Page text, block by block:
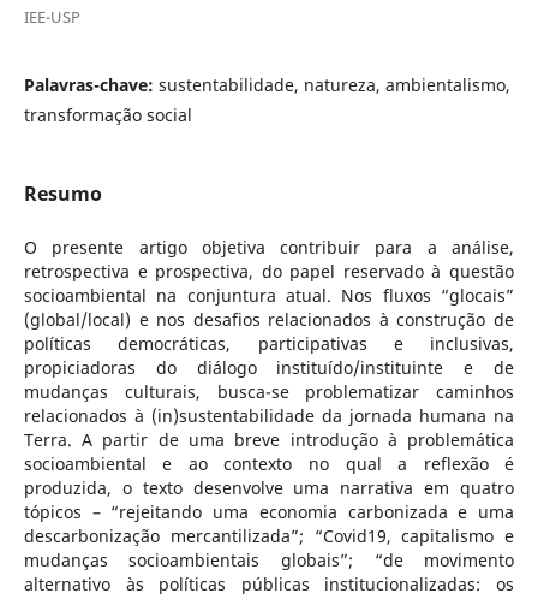
IEE-USP
Palavras-chave: sustentabilidade, natureza, ambientalismo,
transformação social
Resumo
O presente artigo objetiva contribuir para a análise,
retrospectiva e prospectiva, do papel reservado à questão
socioambiental na conjuntura atual. Nos fluxos “glocais”
(global/local) e nos desafios relacionados à construção de
políticas democráticas, participativas e inclusivas,
propiciadoras do diálogo instituído/instituinte e de
mudanças culturais, busca-se problematizar caminhos
relacionados à (in)sustentabilidade da jornada humana na
Terra. A partir de uma breve introdução à problemática
socioambiental e ao contexto no qual a reflexão é
produzida, o texto desenvolve uma narrativa em quatro
tópicos – “rejeitando uma economia carbonizada e uma
descarbonização mercantilizada”; “Covid19, capitalismo e
mudanças socioambientais globais”; “de movimento
alternativo às políticas públicas institucionalizadas: os